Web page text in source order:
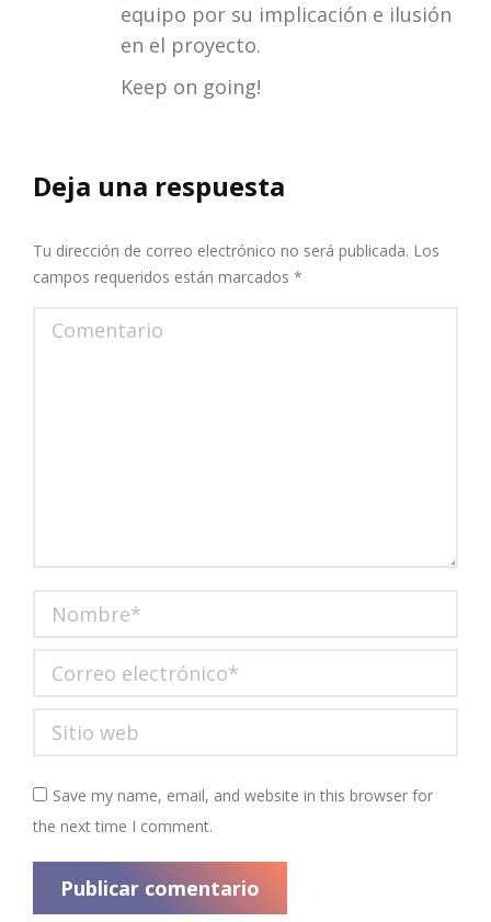
equipo por su implicación e ilusión
en el proyecto.
Keep on going!
Deja una respuesta
Tu dirección de correo electrónico no será publicada. Los
campos requeridos están marcados *
Comentario
Nombre *
Correo electrónico *
Sitio web
Save my name, email, and website in this browser for
the next time I comment.
Publicar comentario